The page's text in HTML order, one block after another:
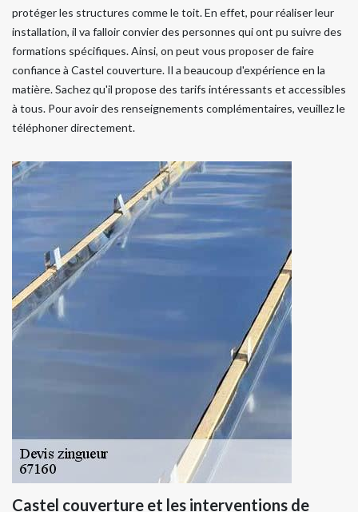
protéger les structures comme le toit. En effet, pour réaliser leur
installation, il va falloir convier des personnes qui ont pu suivre des
formations spécifiques. Ainsi, on peut vous proposer de faire
confiance à Castel couverture. Il a beaucoup d'expérience en la
matière. Sachez qu'il propose des tarifs intéressants et accessibles
à tous. Pour avoir des renseignements complémentaires, veuillez le
téléphoner directement.
Castel couverture et les interventions de